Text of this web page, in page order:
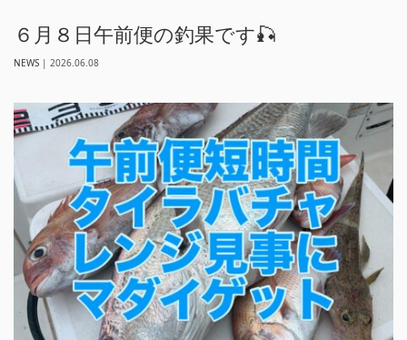
６月８日午前便の釣果です🎣
NEWS | 2026.06.08